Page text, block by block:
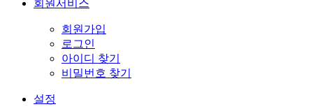
회원서비스
회원가입
로그인
아이디 찾기
비밀번호 찾기
설정